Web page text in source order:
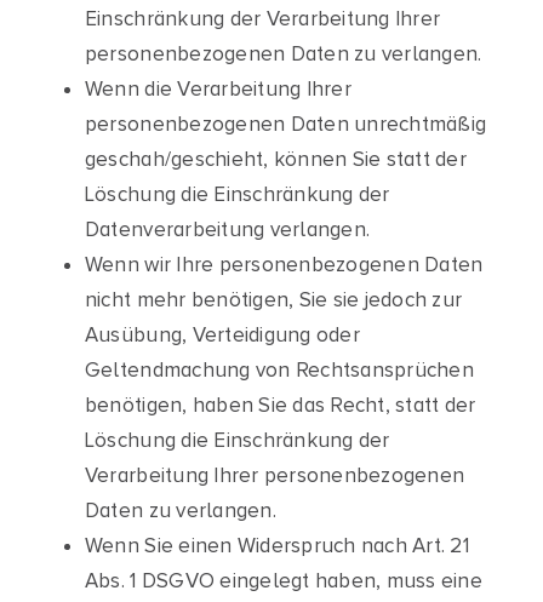
Einschränkung der Verarbeitung Ihrer
personenbezogenen Daten zu verlangen.
Wenn die Verarbeitung Ihrer
personenbezogenen Daten unrechtmäßig
geschah/geschieht, können Sie statt der
Löschung die Einschränkung der
Datenverarbeitung verlangen.
Wenn wir Ihre personenbezogenen Daten
nicht mehr benötigen, Sie sie jedoch zur
Ausübung, Verteidigung oder
Geltendmachung von Rechtsansprüchen
benötigen, haben Sie das Recht, statt der
Löschung die Einschränkung der
Verarbeitung Ihrer personenbezogenen
Daten zu verlangen.
Wenn Sie einen Widerspruch nach Art. 21
Abs. 1 DSGVO eingelegt haben, muss eine